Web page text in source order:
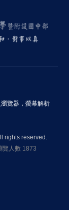
覽器，螢幕解析
rights reserved.
人數 1873